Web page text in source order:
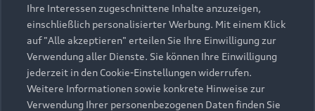
Elektromodelle
Plug-in-Hybride
Gebrauchtwagensuche
Gebrauchtwagen
Finanzierung
Aktionen & Angebote
Saisonale Angebote
Audi Services
Garantie
Support
Kundenservice
Händlersuche
Über Audi
Ihre Interessen zugeschnittene Inhalte anzuzeigen,
einschließlich personalisierter Werbung. Mit einem Klick
auf "Alle akzeptieren" erteilen Sie Ihre Einwilligung zur
Verwendung aller Dienste. Sie können Ihre Einwilligung
jederzeit in den Cookie-Einstellungen widerrufen.
Weitere Informationen sowie konkrete Hinweise zur
Verwendung Ihrer personenbezogenen Daten finden Sie